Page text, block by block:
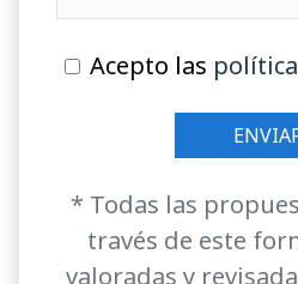
Acepto las
* Todas las
través de este
valoradas y